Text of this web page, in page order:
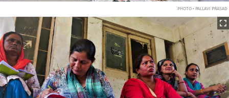
PHOTO • PALLAVI PRASAD